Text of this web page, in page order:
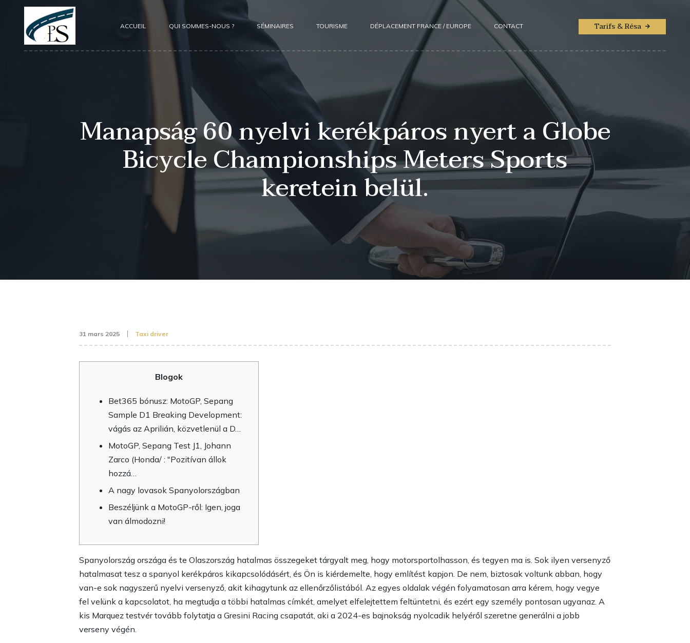
ACCUEIL QUI SOMMES-NOUS ? SÉMINAIRES TOURISME DÉPLACEMENT FRANCE / EUROPE CONTACT Tarifs & Résa
Manapság 60 nyelvi kerékpáros nyert a Globe
Bicycle Championships Meters Sports
keretein belül.
31 mars 2025 Taxi driver
Blogok
Bet365 bónusz: MotoGP, Sepang
Sample D1 Breaking Development:
vágás az Aprilián, közvetlenül a D…
MotoGP, Sepang Test J1, Johann
Zarco (Honda/ : "Pozitívan állok
hozzá…
A nagy lovasok Spanyolországban
Beszéljünk a MotoGP-ről: Igen, joga
van álmodozni!
Spanyolország országa és te Olaszország hatalmas összegeket tárgyalt meg, hogy motorsportolhasson, és tegyen ma is. Sok ilyen versenyző
hatalmasat tesz a spanyol kerékpáros kikapcsolódásért, és Ön is kiérdemelte, hogy említést kapjon. De nem, biztosak voltunk abban, hogy
van-e sok nagyszerű nyelvi versenyző, akit kihagytunk az ellenőrzőlistából. Az egyes oldalak végén folyamatosan arra kérem, hogy vegye
fel velünk a kapcsolatot, ha megtudja a többi hatalmas címkét, amelyet elfelejtettem feltüntetni, és ezért egy személy pontosan ugyanaz. A
kis Marquez testvér tovább folytatja a Gresini Racing csapatát, aki a 2024-es bajnokság nyolcadik helyéről szeretne generálni a jobb
verseny végén.